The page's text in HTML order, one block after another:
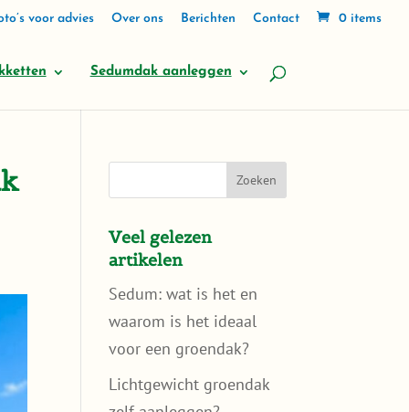
voor advies Over ons Berichten Contact 0 items
Sedumdak aanleggen
Veel gelezen
artikelen
Sedum: wat is het en
waarom is het ideaal
voor een groendak?
Lichtgewicht groendak